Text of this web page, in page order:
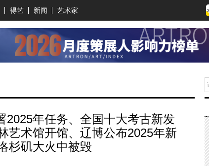
得艺 新闻 艺术家
2025年任务、全国十大考古新发
艺术馆开馆、辽博公布2025年新
杉矶大火中被毁